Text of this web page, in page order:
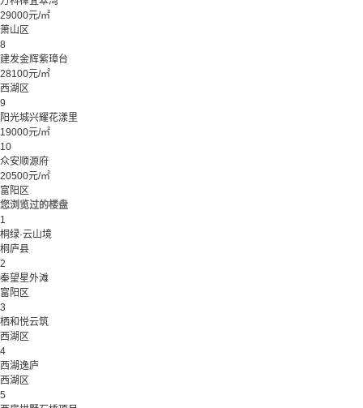
29000元/㎡
萧山区
8
建发金辉紫璋台
28100元/㎡
西湖区
9
阳光城兴耀花漾里
19000元/㎡
10
众安顺源府
20500元/㎡
富阳区
您浏览过的楼盘
1
桐绿·云山境
桐庐县
2
秦望星外滩
富阳区
3
栖和悦云筑
西湖区
4
西湖逸庐
西湖区
5